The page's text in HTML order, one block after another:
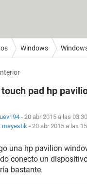
Windows
pad hp
- 20 abr 2015 a las 03:30
mayestik - 20 abr 2015 a las
una hp pavilion
conecto un
bastante.